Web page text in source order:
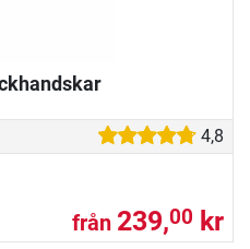
4,8
från 239,00 kr